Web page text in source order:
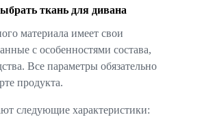
ткань для дивана
материала имеет свои
с особенностями состава,
Все параметры обязательно
продукта.
следующие характеристики: